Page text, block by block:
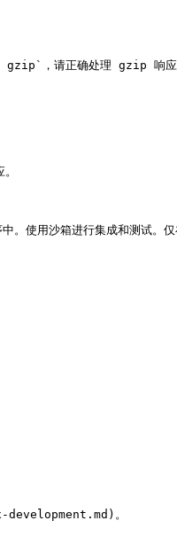
，请正确处理 gzip 响应
。使用沙箱进行集成和测试。仅
。